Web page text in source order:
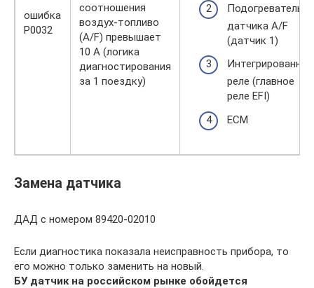
ошибка
P0032
соотношения
воздух-топливо
(A/F) превышает
10 А (логика
диагностирования
за 1 поездку)
Подогреватель
датчика A/F
(датчик 1)
Интегрированное
реле (главное
реле EFI)
ECM
Замена датчика
ДАД с номером 89420-02010
Если диагностика показала неисправность прибора, то
его можно только заменить на новый.
БУ датчик на российском рынке обойдется